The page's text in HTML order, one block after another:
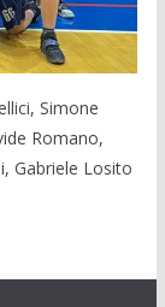
Simone
Romano,
Gabriele Losito